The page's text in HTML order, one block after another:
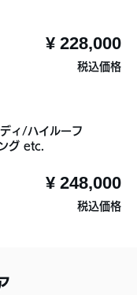
¥ 228,000
税込価格
ィ/ハイルーフ
グ etc.
¥ 248,000
税込価格